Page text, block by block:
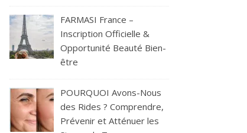
FARMASI France –
Inscription Officielle &
Opportunité Beauté Bien-
être
POURQUOI Avons-Nous
des Rides ? Comprendre,
Prévenir et Atténuer les